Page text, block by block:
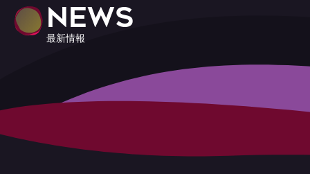
NEWS
最新情報